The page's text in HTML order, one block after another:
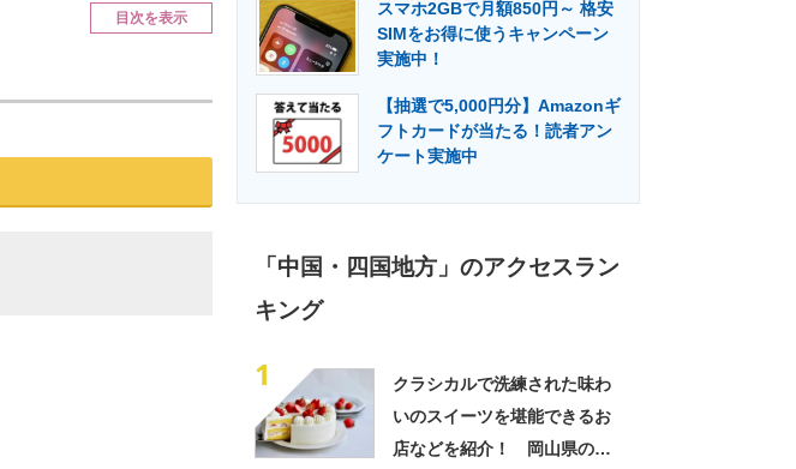
目次を表示
スマホ2GBで月額850円～ 格安
SIMをお得に使うキャンペーン
実施中！
【抽選で5,000円分】Amazonギ
フトカードが当たる！読者アン
ケート実施中
「中国・四国地方」のアクセスラン
キング
1
クラシカルで洗練された味わ
いのスイーツを堪能できるお
店などを紹介！ 岡山県の